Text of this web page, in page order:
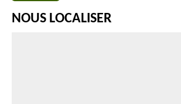
NOUS LOCALISER